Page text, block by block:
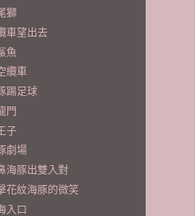
獅
車望出去
魚
纜車
踢足球
門
子
劇場
海豚出雙入對
花紋海豚的微笑
入口